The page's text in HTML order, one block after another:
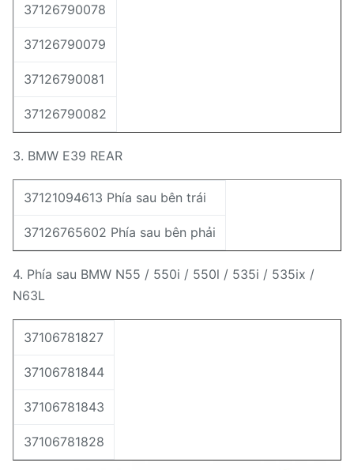
37126790078
37126790079
37126790081
37126790082
3. BMW E39 REAR
37121094613 Phía sau bên trái
37126765602 Phía sau bên phải
4. Phía sau BMW N55 / 550i / 550l / 535i / 535ix /
N63L
37106781827
37106781844
37106781843
37106781828